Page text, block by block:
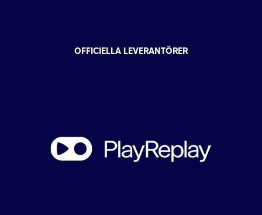
OFFICIELLA LEVERANTÖRER